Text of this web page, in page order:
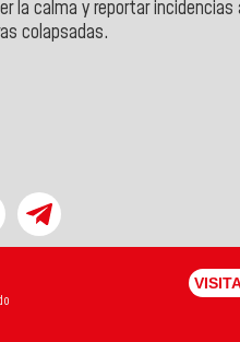
la calma y reportar
colapsadas.